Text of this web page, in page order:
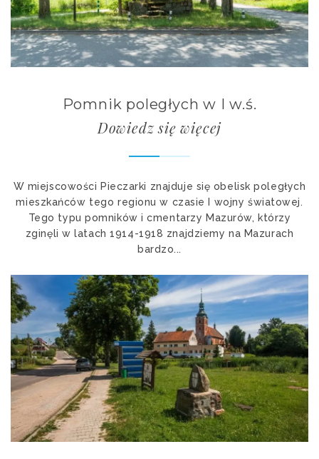
Pomnik poległych w I w.ś.
Dowiedz się więcej
W miejscowości Pieczarki znajduje się obelisk poległych
mieszkańców tego regionu w czasie I wojny światowej.
Tego typu pomników i cmentarzy Mazurów, którzy
zginęli w latach 1914-1918 znajdziemy na Mazurach
bardzo...